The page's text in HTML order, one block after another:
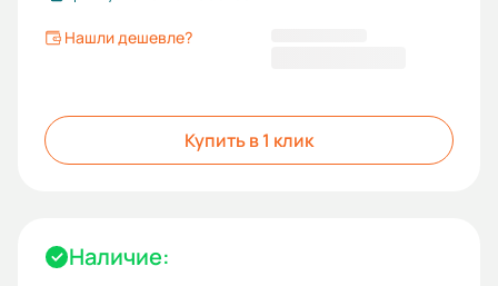
Нашли дешевле?
Купить в 1 клик
Наличие: